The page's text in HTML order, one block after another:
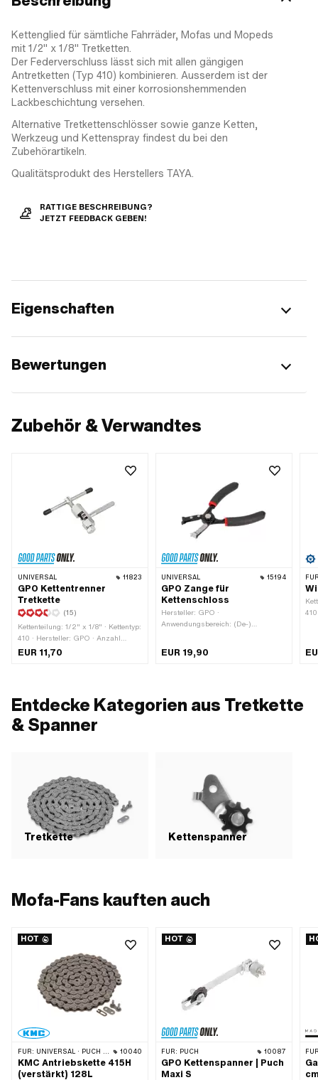
Kettenglied für sämtliche Fahrräder, Mofas und Mopeds
mit 1/2" x 1/8" Tretketten.
Der Federverschluss lässt sich mit allen gängigen
Antretketten (Typ 410) kombinieren. Ausserdem ist der
Kettenverschluss mit einer korrosionshemmenden
Lackbeschichtung versehen.
Alternative Tretkettenschlösser sowie ganze Ketten,
Werkzeug und Kettenspray findest du bei den
Zubehörartikeln.
Qualitätsprodukt des Herstellers TAYA.
RATTIGE BESCHREIBUNG?
JETZT FEEDBACK GEBEN!
Eigenschaften
Bewertungen
Zubehör & Verwandtes
UNIVERSAL 11823
GPO Kettentrenner
Tretkette
(15)
Kettenteilung: 1/2" x 1/8" · Kettentyp:
410 · Hersteller: GPO · Anzahl
Bestandteile: 3 Stk. · Material: Stahl
· Oberfläche: verzinkt (blau) ·
Montagewerkzeug
EUR 11,70
UNIVERSAL 15194
GPO Zange für
Kettenschloss
Hersteller: GPO ·
Anwendungsbereich: (De-)
EUR 19,90
Entdecke Kategorien aus Tretkette
& Spanner
Tretkette Kettenspanner
Mofa-Fans kauften auch
HOT
FÜR: UNIVERSAL · PUCH · SACHS · PONY / CILO (BETA 521 & 512) · ZÜNDAPP BELMONDO · TOMOS · BYE BIKE · ALPA CHOPPER / TURBO · CILO 10040
KMC Antriebskette 415H
(verstärkt) 128L
HOT
FÜR: PUCH 10087
GPO Kettenspanner | Puch
Maxi S